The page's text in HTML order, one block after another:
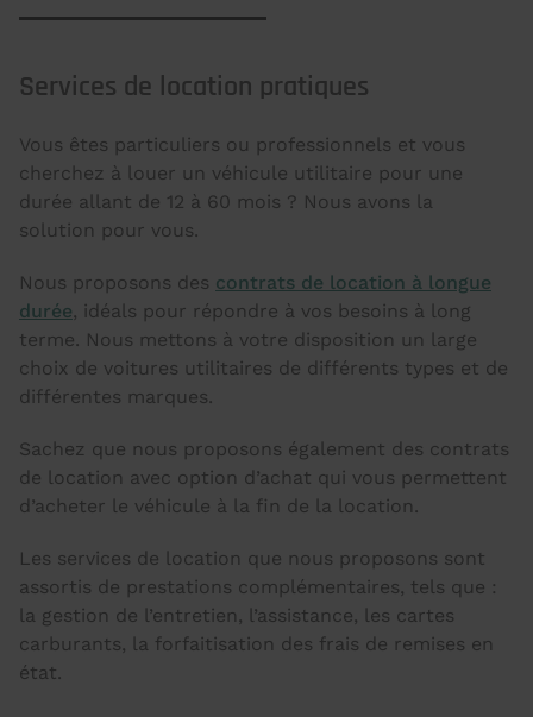
Services de location pratiques
Vous êtes particuliers ou professionnels et vous
cherchez à louer un véhicule utilitaire pour une
durée allant de 12 à 60 mois ? Nous avons la
solution pour vous.
Nous proposons des contrats de location à longue
durée, idéals pour répondre à vos besoins à long
terme. Nous mettons à votre disposition un large
choix de voitures utilitaires de différents types et de
différentes marques.
Sachez que nous proposons également des contrats
de location avec option d’achat qui vous permettent
d’acheter le véhicule à la fin de la location.
Les services de location que nous proposons sont
assortis de prestations complémentaires, tels que :
la gestion de l’entretien, l’assistance, les cartes
carburants, la forfaitisation des frais de remises en
état.